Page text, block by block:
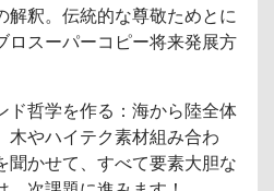
解釈。伝統的な尊敬ためとに
ロスーパーコピー将来発展方
ド哲学を作る：海から陸全体
木やハイテク素材組み合わ
聞かせて、すべて要素大胆な